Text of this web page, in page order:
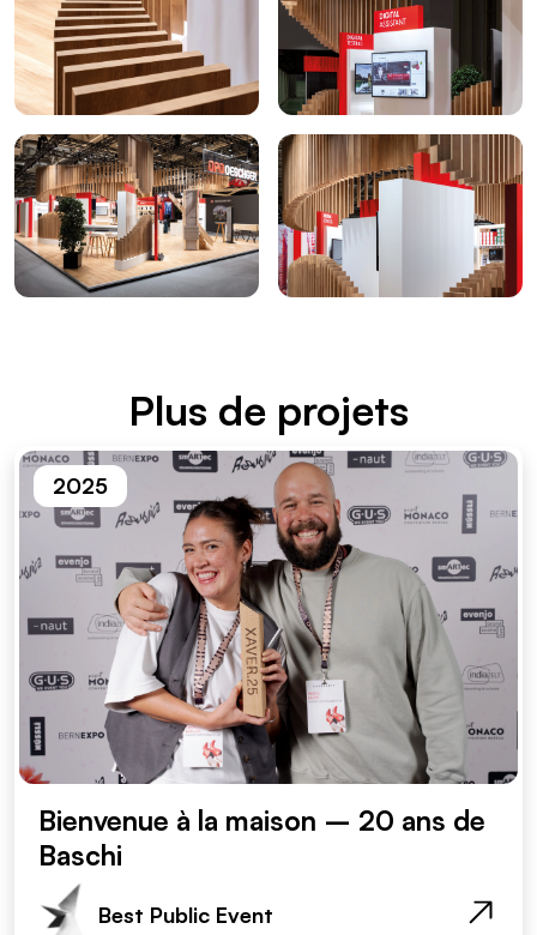
Plus de projets
2025
Bienvenue à la maison – 20 ans de
Baschi
Best Public Event